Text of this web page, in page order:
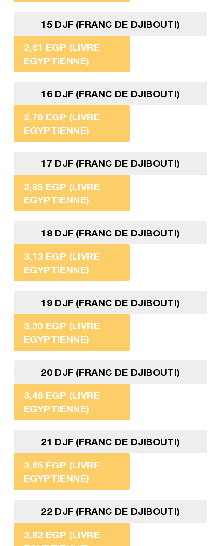
15 DJF (FRANC DE DJIBOUTI)
2,61 EGP (LIVRE
EGYPTIENNE)
16 DJF (FRANC DE DJIBOUTI)
2,78 EGP (LIVRE
EGYPTIENNE)
17 DJF (FRANC DE DJIBOUTI)
2,95 EGP (LIVRE
EGYPTIENNE)
18 DJF (FRANC DE DJIBOUTI)
3,13 EGP (LIVRE
EGYPTIENNE)
19 DJF (FRANC DE DJIBOUTI)
3,30 EGP (LIVRE
EGYPTIENNE)
20 DJF (FRANC DE DJIBOUTI)
3,48 EGP (LIVRE
EGYPTIENNE)
21 DJF (FRANC DE DJIBOUTI)
3,65 EGP (LIVRE
EGYPTIENNE)
22 DJF (FRANC DE DJIBOUTI)
3,82 EGP (LIVRE